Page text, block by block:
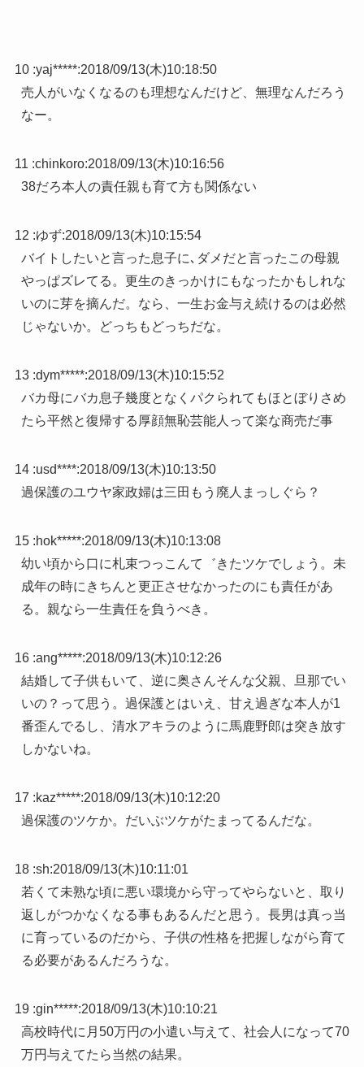
10 :yaj*****:2018/09/13(木)10:18:50
売人がいなくなるのも理想なんだけど、無理なんだろう
なー。
11 :chinkoro:2018/09/13(木)10:16:56
38だろ本人の責任親も育て方も関係ない
12 :ゆず:2018/09/13(木)10:15:54
バイトしたいと言った息子に､ダメだと言ったこの母親
やっぱズレてる。更生のきっかけにもなったかもしれな
いのに芽を摘んだ。なら、一生お金与え続けるのは必然
じゃないか。どっちもどっちだな。
13 :dym*****:2018/09/13(木)10:15:52
バカ母にバカ息子幾度となくパクられてもほとぼりさめ
たら平然と復帰する厚顔無恥芸能人って楽な商売だ事
14 :usd****:2018/09/13(木)10:13:50
過保護のユウヤ家政婦は三田もう廃人まっしぐら？
15 :hok*****:2018/09/13(木)10:13:08
幼い頃から口に札束つっこんて゛きたツケでしょう。未
成年の時にきちんと更正させなかったのにも責任があ
る。親なら一生責任を負うべき。
16 :ang*****:2018/09/13(木)10:12:26
結婚して子供もいて、逆に奥さんそんな父親、旦那でい
いの？って思う。過保護とはいえ、甘え過ぎな本人が1
番歪んでるし、清水アキラのように馬鹿野郎は突き放す
しかないね。
17 :kaz*****:2018/09/13(木)10:12:20
過保護のツケか。だいぶツケがたまってるんだな。
18 :sh:2018/09/13(木)10:11:01
若くて未熟な頃に悪い環境から守ってやらないと、取り
返しがつかなくなる事もあるんだと思う。長男は真っ当
に育っているのだから、子供の性格を把握しながら育て
る必要があるんだろうな。
19 :gin*****:2018/09/13(木)10:10:21
高校時代に月50万円の小遣い与えて、社会人になって70
万円与えてたら当然の結果。